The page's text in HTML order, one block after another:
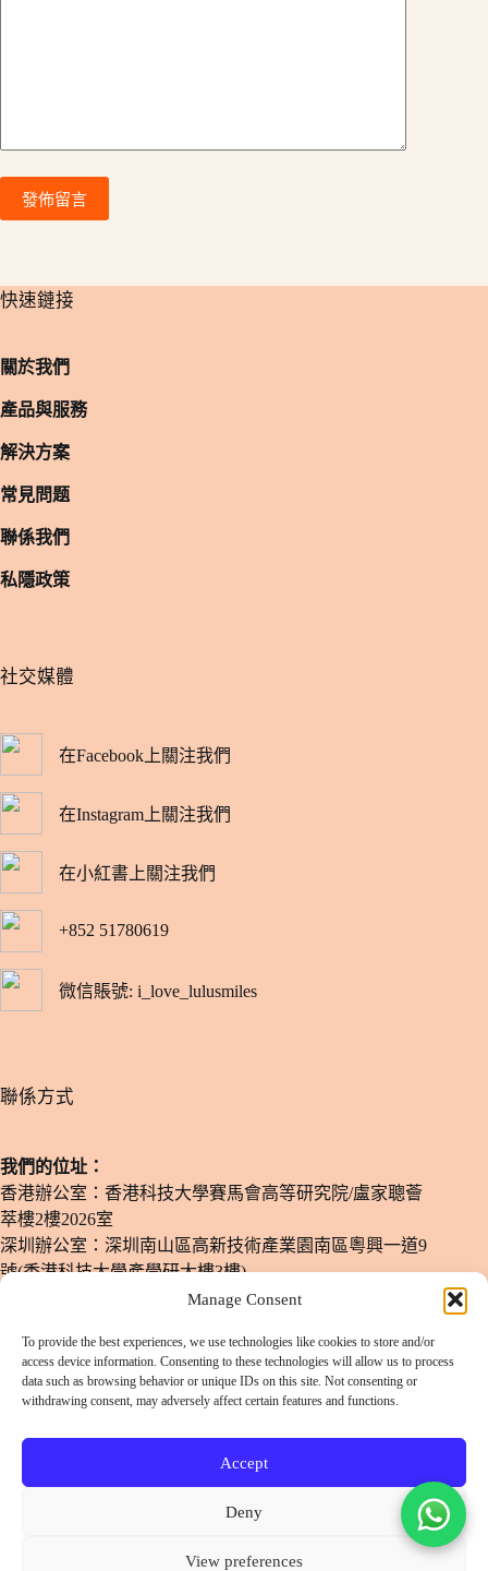
Manage Consent
To provide the best experiences, we use technologies like cookies to store and/or
access device information. Consenting to these technologies will allow us to process
data such as browsing behavior or unique IDs on this site. Not consenting or
withdrawing consent, may adversely affect certain features and functions.
Accept
Deny
View preferences
發佈留言
​快速鏈接
關於我們
產品與服務
解決方案
常見問题
聯係我們
私隱政策
​社交媒體
在Facebook上關注我們
在Instagram上關注我們
在小紅書上關注我們
+852 51780619
微信賬號: i_love_lulusmiles
​聯係方式
我們的位址：
香港辦公室：香港科技大學賽馬會高等研究院/盧家聰薈
萃樓2樓2026室
深圳辦公室：深圳南山區高新技術產業園南區粵興一道9
號(香港科技大學產學研大樓3樓)
info@lulusmiles.com
電話號碼：+852-51780619
​辦公時間：週一至週六：11 am - 8 pm